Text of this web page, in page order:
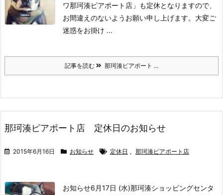
ワ那珂湊ピアポート店」も定休となりますので、
お間違えのないようお願い申し上げます。 大変ご
迷惑をお掛け ...
記事を読む 那珂湊ピアポート ...
那珂湊ピアポート店 定休日のお知らせ
2015年6月16日 お知らせ 定休日 , 那珂湊ピアポート店
お知らせ6月17日 (水)那珂湊ショッピングセンタ